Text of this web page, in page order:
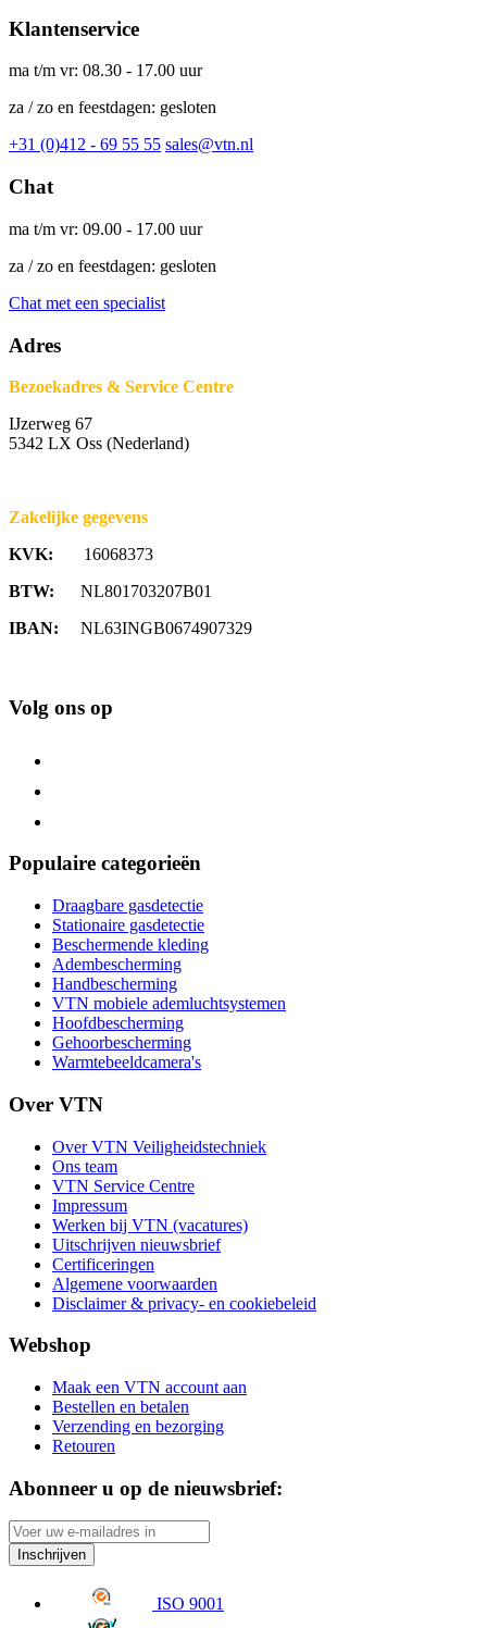
Klantenservice
ma t/m vr: 08.30 - 17.00 uur
za / zo en feestdagen: gesloten
+31 (0)412 - 69 55 55 sales@vtn.nl
Chat
ma t/m vr: 09.00 - 17.00 uur
za / zo en feestdagen: gesloten
Chat met een specialist
Adres
Bezoekadres & Service Centre
IJzerweg 67
5342 LX Oss (Nederland)
Zakelijke gegevens
KVK: 16068373
BTW: NL801703207B01
IBAN: NL63INGB0674907329
Volg ons op
Populaire categorieën
Draagbare gasdetectie
Stationaire gasdetectie
Beschermende kleding
Adembescherming
Handbescherming
VTN mobiele ademluchtsystemen
Hoofdbescherming
Gehoorbescherming
Warmtebeeldcamera's
Over VTN
Over VTN Veiligheidstechniek
Ons team
VTN Service Centre
Impressum
Werken bij VTN (vacatures)
Uitschrijven nieuwsbrief
Certificeringen
Algemene voorwaarden
Disclaimer & privacy- en cookiebeleid
Webshop
Maak een VTN account aan
Bestellen en betalen
Verzending en bezorging
Retouren
Abonneer u op de nieuwsbrief:
Inschrijven
ISO 9001